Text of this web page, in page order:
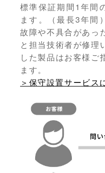
標準保証期間1年間
ます。（最長3年間
故障や不具合があっ
と担当技術者が修理
した製品はお客様ご
ます。
＞保守設置サービス